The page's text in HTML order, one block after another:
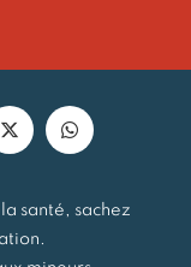
la santé, sachez